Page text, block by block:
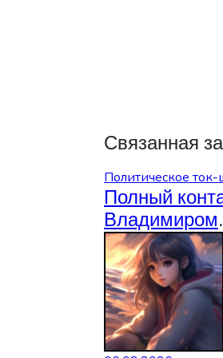
Связанная
Политическое
Полный
Владимиром
Соловьевым
06.08.2026